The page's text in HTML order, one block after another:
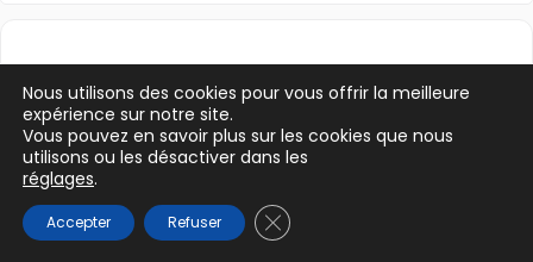
Précédent
Nous utilisons des cookies pour vous offrir la meilleure
expérience sur notre site.
Vous pouvez en savoir plus sur les cookies que nous
utilisons ou les désactiver dans les
réglages.
Accepter Refuser Fermer la bannière des cookies